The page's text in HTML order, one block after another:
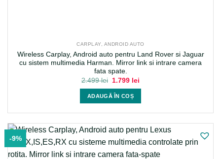
CARPLAY, ANDROID AUTO
Wireless Carplay, Android auto pentru Land Rover si Jaguar
cu sistem multimedia Harman. Mirror link si intrare camera
fata spate.
2.499lei
Prețul
a
fost:
2.499 lei.
1.799 lei
ADAUGĂ ÎN COȘ
-9%